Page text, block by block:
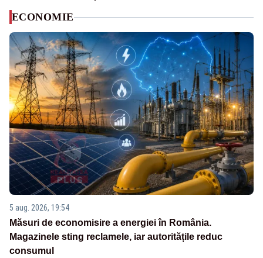
ECONOMIE
5 aug. 2026, 19:54
Măsuri de economisire a energiei în România.
Magazinele sting reclamele, iar autoritățile reduc
consumul